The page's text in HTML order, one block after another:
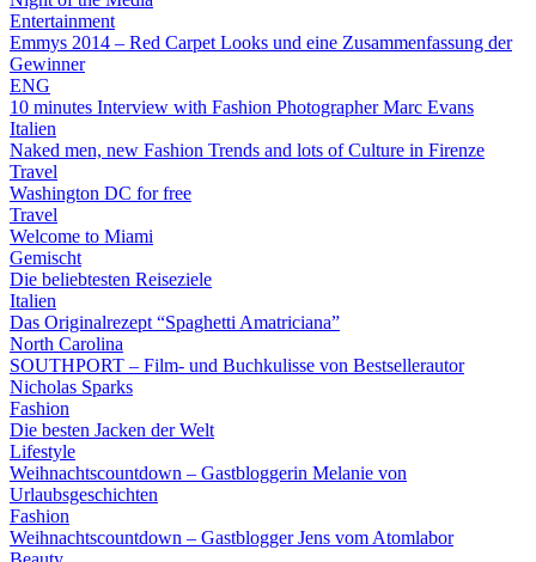
Entertainment
Emmys 2014 – Red Carpet Looks und eine Zusammenfassung der
Gewinner
ENG
10 minutes Interview with Fashion Photographer Marc Evans
Italien
Naked men, new Fashion Trends and lots of Culture in Firenze
Travel
Washington DC for free
Travel
Welcome to Miami
Gemischt
Die beliebtesten Reiseziele
Italien
Das Originalrezept “Spaghetti Amatriciana”
North Carolina
SOUTHPORT – Film- und Buchkulisse von Bestsellerautor
Nicholas Sparks
Fashion
Die besten Jacken der Welt
Lifestyle
Weihnachtscountdown – Gastbloggerin Melanie von
Urlaubsgeschichten
Fashion
Weihnachtscountdown – Gastblogger Jens vom Atomlabor